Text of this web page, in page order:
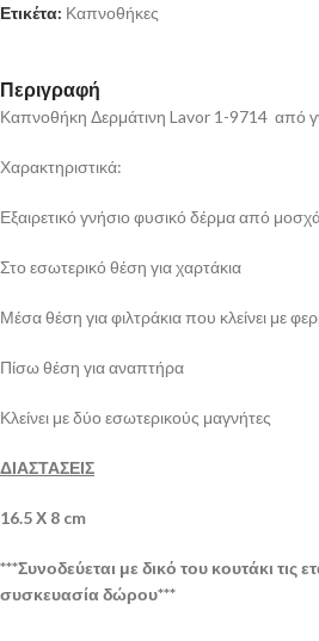
Ετικέτα: Καπνοθήκες
Περιγραφή
Καπνοθήκη Δερμάτινη Lavor 1-9714 από
Χαρακτηριστικά:
Εξαιρετικό γνήσιο φυσικό δέρμα από
Στο εσωτερικό θέση για χαρτάκια
Μέσα θέση για φιλτράκια που κλείνει με
Πίσω θέση για αναπτήρα
Κλείνει με δύο εσωτερικούς μαγνήτες
ΔΙΑΣΤΑΣΕΙΣ
16.5 Χ 8 cm
***Συνοδεύεται με δικό του κουτάκι τις
συσκευασία δώρου***